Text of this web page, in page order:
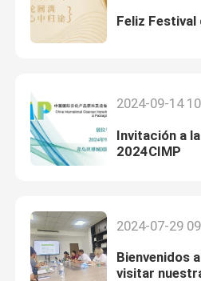
goma de guar hidroxipropil
Cuidado del cabello del guar
Goma de guar Fracking
Cuidados orales
goma de guar carboximetil
Feliz Festival
2024-09-14
Invitación a
2024CIMP
2024-07-29
Bienvenidos
visitar